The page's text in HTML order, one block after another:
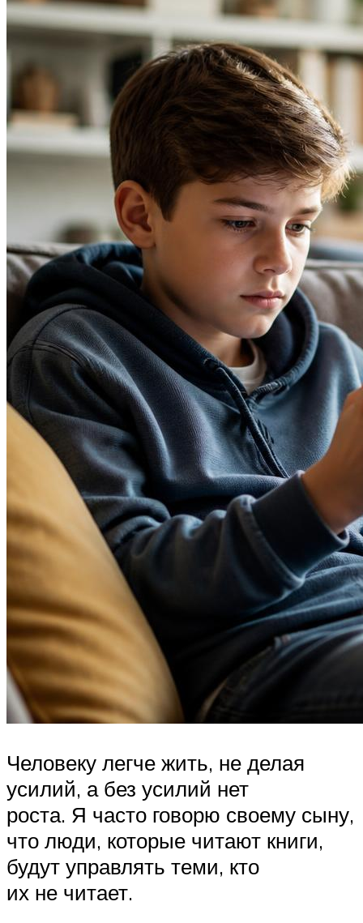
Человеку легче жить, не делая
усилий, а без усилий нет
роста. Я часто говорю своему сыну,
что люди, которые читают книги,
будут управлять теми, кто
их не читает.